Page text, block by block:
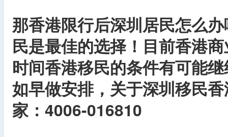
那香港限行后深圳居民怎么
民是最佳的选择！目前香港
时间香港移民的条件有可能
如早做安排，关于深圳移民
家：4006-016810